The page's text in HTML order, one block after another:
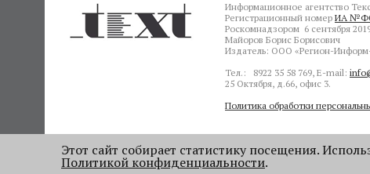
Информационное агентство
Регистрационный номер ИА
Роскомнадзором 6 сентября
Майоров Борис Борисович
Издатель: ООО «Регион-
Тел.: 8922 35 58 769, E-mail:
25 Октября, д.66, офис 3.
Политика обработки
Этот сайт собирает статистику посещения.
Политикой конфиденциальности.